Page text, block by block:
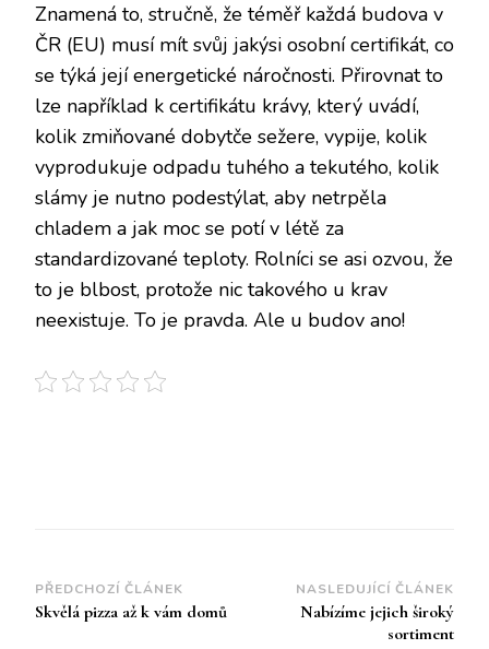
Znamená to, stručně, že téměř každá budova v
ČR (EU) musí mít svůj jakýsi osobní certifikát, co
se týká její energetické náročnosti. Přirovnat to
lze například k certifikátu krávy, který uvádí,
kolik zmiňované dobytče sežere, vypije, kolik
vyprodukuje odpadu tuhého a tekutého, kolik
slámy je nutno podestýlat, aby netrpěla
chladem a jak moc se potí v létě za
standardizované teploty. Rolníci se asi ozvou, že
to je blbost, protože nic takového u krav
neexistuje. To je pravda. Ale u budov ano!
Navigace
příspěvku
PŘEDCHOZÍ ČLÁNEK
Skvělá pizza až k vám domů
NASLEDUJÍCÍ ČLÁNEK
Nabízíme jejich široký
sortiment